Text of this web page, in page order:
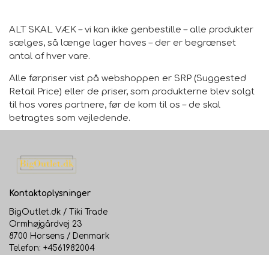
tæppet sig selv ud. Du kan fremskynde processen ved
at dreje tæppet i modsatte retninger
ALT SKAL VÆK – vi kan ikke genbestille – alle produkter
sælges, så længe lager haves – der er begrænset
antal af hver vare.
Alle førpriser vist på webshoppen er SRP (Suggested
Retail Price) eller de priser, som produkterne blev solgt
til hos vores partnere, før de kom til os – de skal
betragtes som vejledende.
Kontaktoplysninger
BigOutlet.dk / Tiki Trade
Ormhøjgårdvej 23
8700 Horsens / Denmark
Telefon: +4561982004